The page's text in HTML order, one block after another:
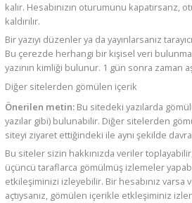
kalır. Hesabınızın oturumunu kapatırsanz,
kaldırılır.
Bir yazıyı düzenler ya da yayınlarsanız
Bu çerezde herhangi bir kişisel veri
yazının kimliği bulunur. 1 gün sonra zaman
Diğer sitelerden gömülen içerik
Önerilen metin: Bu sitedeki yazılarda
yazılar gibi) bulunabilir. Diğer sitelerden
siteyi ziyaret ettiğindeki ile aynı şekilde
Bu siteler sizin hakkınızda veriler
üçüncü taraflarca gömülmüş izlemeler
etkileşiminizi izleyebilir. Bir hesabınız varsa
açtıysanız, gömülen içerikle etkleşiminiz